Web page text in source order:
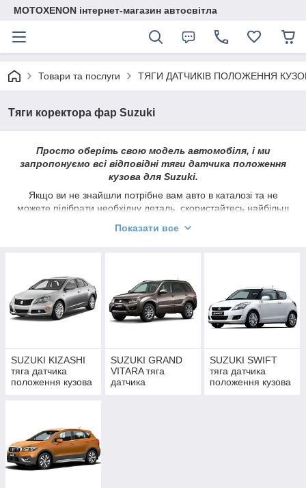
MOTOXENON інтернет-магазин автосвітла
Товари та послуги ТЯГИ ДАТЧИКІВ ПОЛОЖЕННЯ
Тяги коректора фар Suzuki
Просто оберіть свою модель автомобіля, і ми
запропонуємо всі відповідні тяги датчика положення
кузова для Suzuki.
Якщо ви не знайшли потрібне вам авто в каталозі та не
можете підібрати необхідну деталь, скористайтесь найбільш
автомобіля (вказаний в тех. паспорті), ми визначимо
+380-50-869-6-369
+380-93-369-3-369
auto.motoxenon@gmail.com
Показати все
SUZUKI KIZASHI
тяга датчика
положення кузова
SUZUKI GRAND
VITARA тяга
датчика
SUZUKI SWIFT
тяга датчика
положення кузова